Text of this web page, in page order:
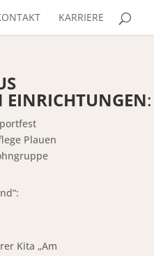
KARRIERE
EINRICHTUNGEN:
Plauen
Kita „Am